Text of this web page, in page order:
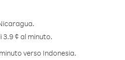
3.9 ¢ al minuto.
verso Indonesia.